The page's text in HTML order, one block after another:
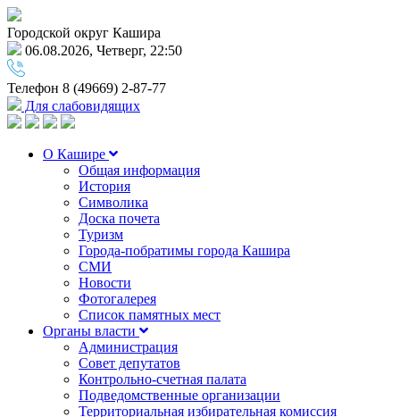
Городской округ Кашира
06.08.2026, Четверг, 22:50
Телефон 8 (49669) 2-87-77
Для слабовидящих
О Кашире
Общая информация
История
Символика
Доска почета
Туризм
Города-побратимы города Кашира
СМИ
Новости
Фотогалерея
Список памятных мест
Органы власти
Администрация
Совет депутатов
Контрольно-счетная палата
Подведомственные организации
Территориальная избирательная комиссия